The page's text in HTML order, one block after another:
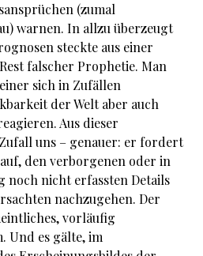
(zumal
warnen. In allzu überzeugt
steckte aus einer
falscher Prophetie. Man
sich in Zufällen
der Welt aber auch
Aus dieser
uns – genauer: er fordert
den verborgenen oder in
noch nicht erfassten Details
nachzugehen. Der
vorläufig
Und es gälte, im